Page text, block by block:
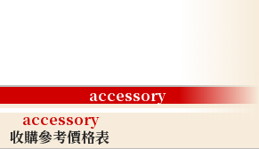
accessory
accessory
收購參考價格表